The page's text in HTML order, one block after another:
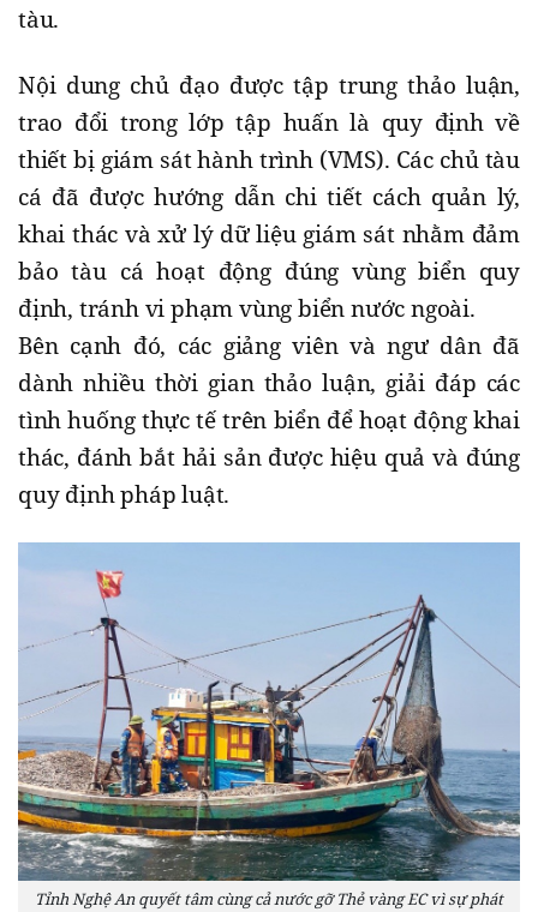
tàu.
Nội dung chủ đạo được tập trung thảo luận,
trao đổi trong lớp tập huấn là quy định về
thiết bị giám sát hành trình (VMS). Các chủ tàu
cá đã được hướng dẫn chi tiết cách quản lý,
khai thác và xử lý dữ liệu giám sát nhằm đảm
bảo tàu cá hoạt động đúng vùng biển quy
định, tránh vi phạm vùng biển nước ngoài.
Bên cạnh đó, các giảng viên và ngư dân đã
dành nhiều thời gian thảo luận, giải đáp các
tình huống thực tế trên biển để hoạt động khai
thác, đánh bắt hải sản được hiệu quả và đúng
quy định pháp luật.
Tỉnh Nghệ An quyết tâm cùng cả nước gỡ Thẻ vàng EC vì sự phát